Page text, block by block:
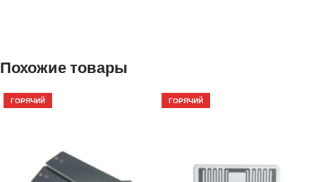
Похожие товары
ГОРЯЧИЙ ГОРЯЧИЙ